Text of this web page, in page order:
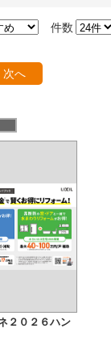
）
イデア集（1）
）
方（1）
）
件数
次へ
２０２６ハン